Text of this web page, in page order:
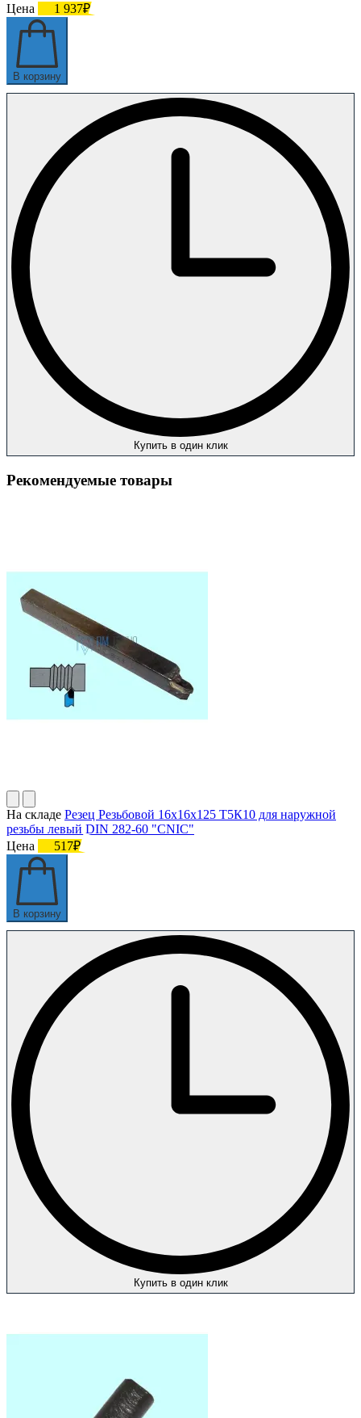
Цена 1 937₽
В корзину
Купить в один клик
Рекомендуемые товары
На складе Резец Резьбовой 16х16х125 Т5К10 для наружной
резьбы левый DIN 282-60 "CNIC"
Цена
517₽
В корзину
Купить в один клик